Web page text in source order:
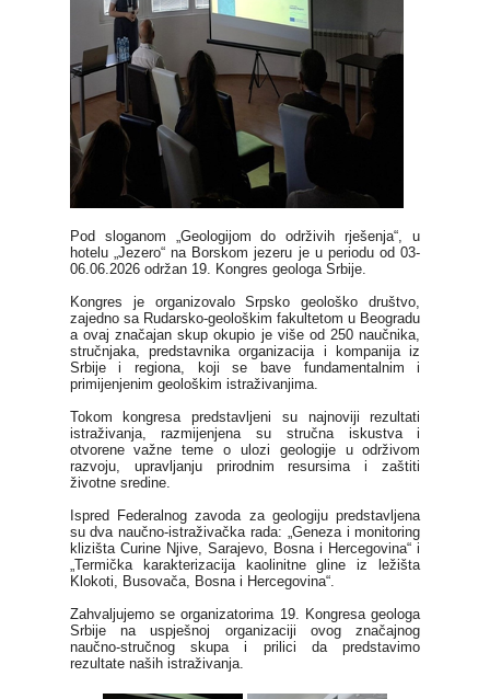
Pod sloganom „Geologijom do održivih rješenja“, u
hotelu „Jezero“ na Borskom jezeru je u periodu od 03-
06.06.2026 održan 19. Kongres geologa Srbije.
Kongres je organizovalo Srpsko geološko društvo,
zajedno sa Rudarsko-geološkim fakultetom u Beogradu
a ovaj značajan skup okupio je više od 250 naučnika,
stručnjaka, predstavnika organizacija i kompanija iz
Srbije i regiona, koji se bave fundamentalnim i
primijenjenim geološkim istraživanjima.
Tokom kongresa predstavljeni su najnoviji rezultati
istraživanja, razmijenjena su stručna iskustva i
otvorene važne teme o ulozi geologije u održivom
razvoju, upravljanju prirodnim resursima i zaštiti
životne sredine.
Ispred Federalnog zavoda za geologiju predstavljena
su dva naučno-istraživačka rada: „Geneza i monitoring
klizišta Curine Njive, Sarajevo, Bosna i Hercegovina“ i
„Termička karakterizacija kaolinitne gline iz ležišta
Klokoti, Busovača, Bosna i Hercegovina“.
Zahvaljujemo se organizatorima 19. Kongresa geologa
Srbije na uspješnoj organizaciji ovog značajnog
naučno-stručnog skupa i prilici da predstavimo
rezultate naših istraživanja.